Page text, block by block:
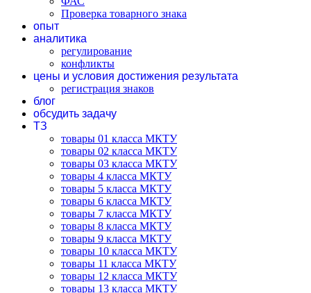
Проверка товарного знака
опыт
аналитика
регулирование
конфликты
цены и условия достижения результата
регистрация знаков
блог
обсудить задачу
ТЗ
товары 01 класса МКТУ
товары 02 класса МКТУ
товары 03 класса МКТУ
товары 4 класса МКТУ
товары 5 класса МКТУ
товары 6 класса МКТУ
товары 7 класса МКТУ
товары 8 класса МКТУ
товары 9 класса МКТУ
товары 10 класса МКТУ
товары 11 класса МКТУ
товары 12 класса МКТУ
товары 13 класса МКТУ